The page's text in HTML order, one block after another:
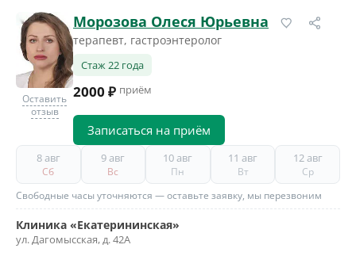
Оставить
отзыв
Морозова Олеся Юрьевна
терапевт, гастроэнтеролог
Стаж 22 года
2000 ₽ приём
Записаться на приём
8 авг
Сб
9 авг
Вс
10 авг
Пн
11 авг
Вт
12 авг
Ср
Свободные часы уточняются — оставьте заявку, мы перезвоним
Клиника «Екатерининская»
ул. Дагомысская, д. 42А